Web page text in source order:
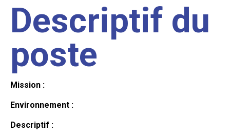
Descriptif du
poste
Mission :
Environnement :
Descriptif :